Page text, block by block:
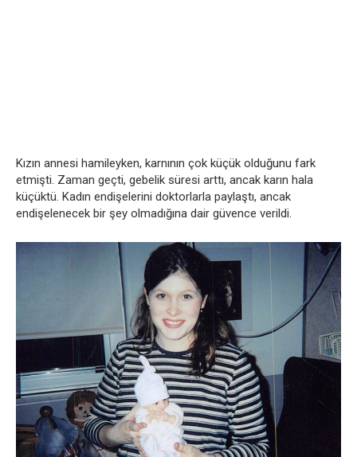
Kızın annesi hamileyken, karnının çok küçük olduğunu fark
etmişti. Zaman geçti, gebelik süresi arttı, ancak karın hala
küçüktü. Kadın endişelerini doktorlarla paylaştı, ancak
endişelenecek bir şey olmadığına dair güvence verildi.